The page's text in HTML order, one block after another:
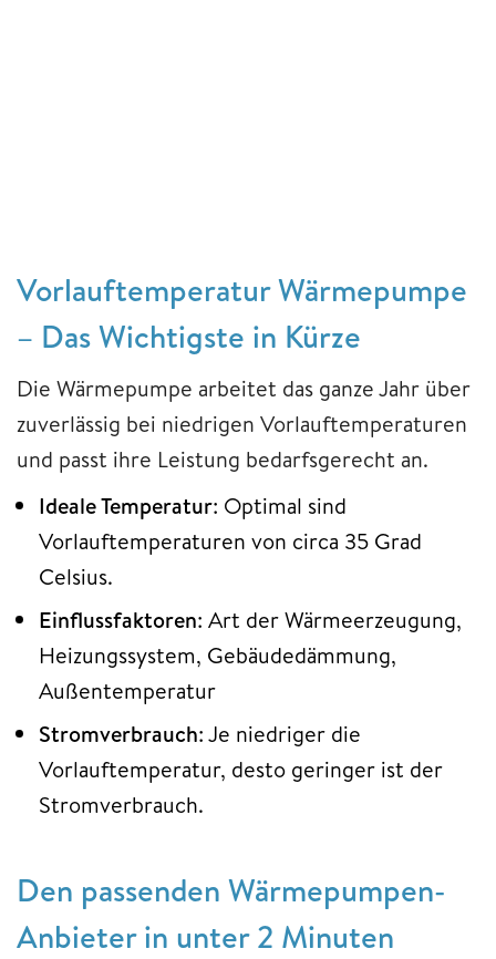
Vorlauftemperatur Wärmepumpe
– Das Wichtigste in Kürze
Die Wärmepumpe arbeitet das ganze Jahr über
zuverlässig bei niedrigen Vorlauftemperaturen
und passt ihre Leistung bedarfsgerecht an.
Ideale Temperatur: Optimal sind
Vorlauftemperaturen von circa 35 Grad
Celsius.
Einflussfaktoren: Art der Wärmeerzeugung,
Heizungssystem, Gebäudedämmung,
Außentemperatur
Stromverbrauch: Je niedriger die
Vorlauftemperatur, desto geringer ist der
Stromverbrauch.
Den passenden Wärmepumpen-
Anbieter in unter 2 Minuten